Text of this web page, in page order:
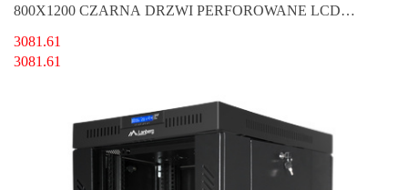
800X1200 CZARNA DRZWI PERFOROWANE LCD
3081.61
3081.61